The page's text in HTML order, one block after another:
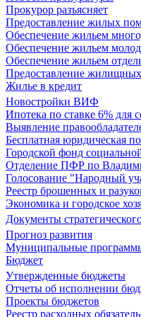
Прокурор разъясняет
Предоставление жилых
Обеспечение жильем
Обеспечение жильем
Обеспечение жильем
Предоставление
Жилье в кредит
Новостройки ВИФ
Ипотека по ставке 6% для
Выявление
Бесплатная юридическая
Городской фонд
Отделение ПФР по
Голосование "Народный
Реестр брошенных и
Экономика и городское
Документы
Прогноз развития
Муниципальные
Бюджет
Утвержденные бюджеты
Отчеты об исполнении
Проекты бюджетов
Реестр расходных